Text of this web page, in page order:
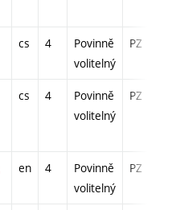
cs 4
Povinně
volitelný
PZ
cs 4
Povinně
volitelný
PZ
en 4
Povinně
volitelný
PZ